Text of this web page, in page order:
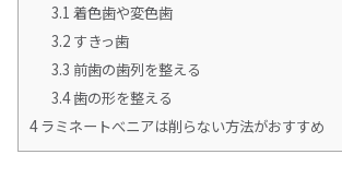
3.1 着色歯や変色歯
3.2すきっ歯
3.3 前歯の歯列を整える
3.4歯の形を整える
4ラミネートべニアは削らない方法がおすすめ